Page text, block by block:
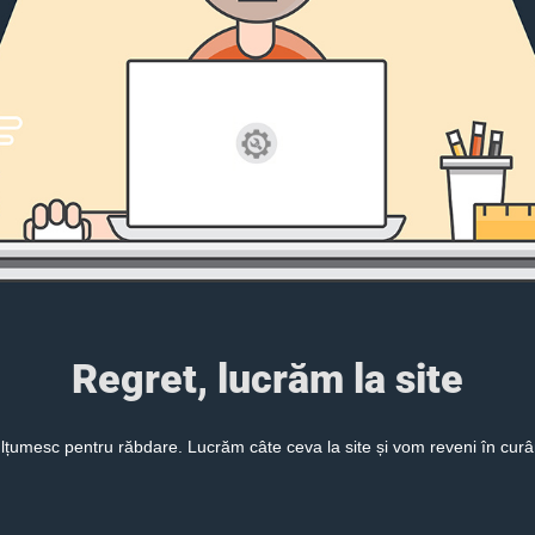
Regret, lucrăm la site
pentru răbdare. Lucrăm câte ceva la site și vom reveni în